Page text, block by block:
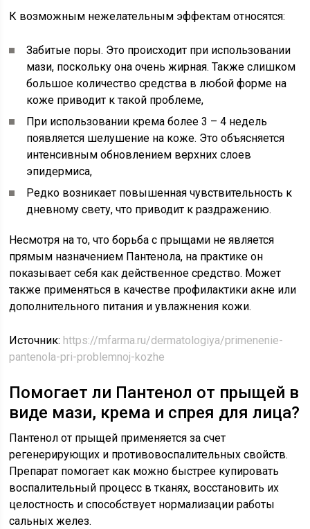
К возможным нежелательным эффектам относятся:
Забитые поры. Это происходит при использовании
мази, поскольку она очень жирная. Также слишком
большое количество средства в любой форме на
коже приводит к такой проблеме,
При использовании крема более 3 – 4 недель
появляется шелушение на коже. Это объясняется
интенсивным обновлением верхних слоев
эпидермиса,
Редко возникает повышенная чувствительность к
дневному свету, что приводит к раздражению.
Несмотря на то, что борьба с прыщами не является
прямым назначением Пантенола, на практике он
показывает себя как действенное средство. Может
также применяться в качестве профилактики акне или
дополнительного питания и увлажнения кожи.
Источник: https://mfarma.ru/dermatologiya/primenenie-
pantenola-pri-problemnoj-kozhe
Помогает ли Пантенол от прыщей в
виде мази, крема и спрея для лица?
Пантенол от прыщей применяется за счет
регенерирующих и противовоспалительных свойств.
Препарат помогает как можно быстрее купировать
воспалительный процесс в тканях, восстановить их
целостность и способствует нормализации работы
сальных желез.